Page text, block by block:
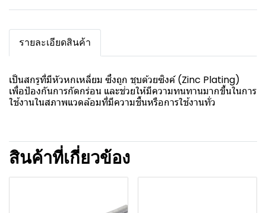
รายละเอียดสินค้า
เป็นสกรูที่มีหัวหกเหลี่ยม ซึ่งถูก ชุบด้วยซิงค์ (Zinc Plating)
เพื่อป้องกันการกัดกร่อน และช่วยให้มีความทนทานมากขึ้นในการ
ใช้งานในสภาพแวดล้อมที่มีความชื้นหรือการใช้งานทั่ว
สินค้าที่เกี่ยวข้อง